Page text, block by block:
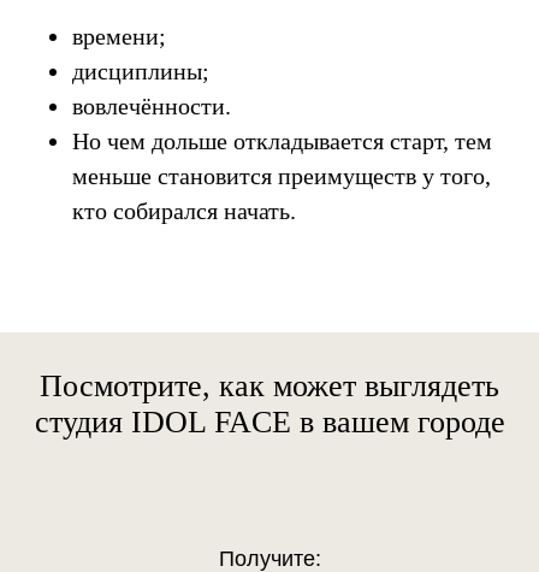
времени;
дисциплины;
вовлечённости.
Но чем дольше откладывается старт, тем
меньше становится преимуществ у того,
кто собирался начать.
Посмотрите, как может выглядеть
студия IDOL FACE в вашем городе
Получите: